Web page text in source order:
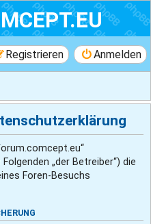
Anmelden
Registrieren
„der Betreiber“) die
Foren-Besuchs